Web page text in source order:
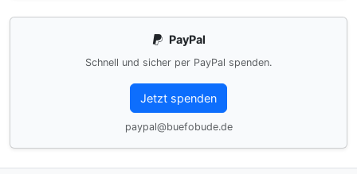
PayPal
Schnell und sicher per PayPal spenden.
Jetzt spenden
paypal@buefobude.de